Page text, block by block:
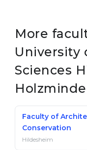
More
University
Sciences
Faculty of
Conservation
Hildesheim